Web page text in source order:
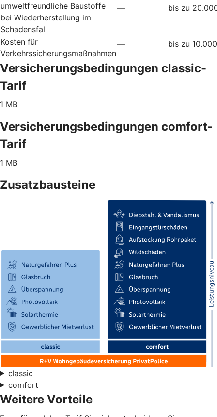
umweltfreundliche Baustoffe
bei Wiederherstellung im
Schadensfall
— bis zu
Kosten für
Verkehrssicherungsmaßnahmen
— bis zu
Versicherungsbedingungen classic-
Tarif
1 MB
Versicherungsbedingungen comfort-
Tarif
1 MB
Zusatzbausteine
classic
comfort
Weitere Vorteile